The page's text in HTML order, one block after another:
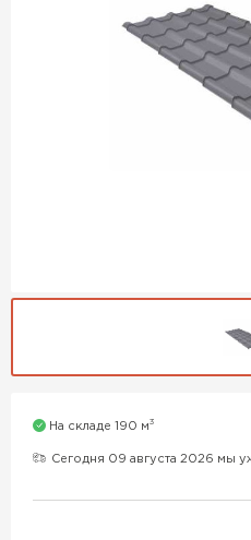
На складе 190 м3
Сегодня 09 августа 2026 мы